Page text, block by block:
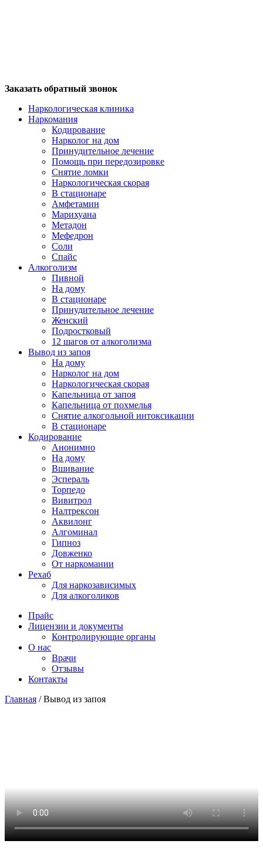
Заказать обратный звонок
Наркологическая клиника
Наркомания
Кодирование
Нарколог на дом
Принудительное лечение
Помощь при передозировке
Снятие ломки
Наркологическая скорая
В стационаре
Амфетамин
Марихуана
Метадон
Мефедрон
Соли
Спайс
Алкоголизм
Пивной
На дому
В стационаре
Принудительное лечение
Женский
Подростковый
12 шагов от алкоголизма
Вывод из запоя
На дому
Нарколог на дом
Наркологическая скорая
Капельница от запоя
Капельница от похмелья
Снятие алкогольной интоксикации
В стационаре
Кодирование
Анонимно
На дому
Вшивание
Эспераль
Торпедо
Вивитрол
Налтрексон
Аквилонг
Алгоминал
Гипноз
Довженко
От наркомании
Рехаб
Для наркозависимых
Для алкоголиков
Прайс
Лицензии и документы
Контролирующие органы
О нас
Врачи
Отзывы
Контакты
Главная /Вывод из запоя